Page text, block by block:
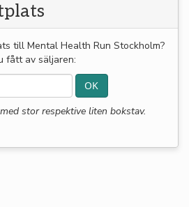
till Mental Health Run Stockholm?
fått av säljaren:
stor respektive liten bokstav.